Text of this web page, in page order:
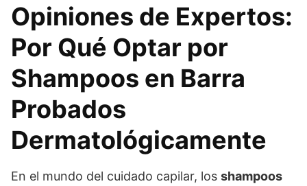
Opiniones de Expertos:
Por Qué Optar por
Shampoos en Barra
Probados
Dermatológicamente
En el mundo del cuidado capilar, los shampoos